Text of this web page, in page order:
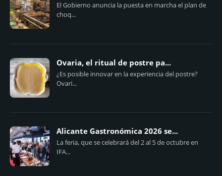
El Gobierno anuncia la puesta en marcha el plan de
choq...
Ovaria, el ritual de postre pa...
¿Es posible innovar en la experiencia del postre?
Ovari...
Alicante Gastronómica 2026 se...
La feria, que se celebrará del 2 al 5 de octubre en
IFA...